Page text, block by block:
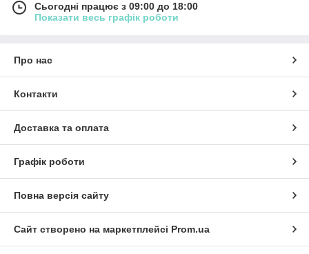
Сьогодні працює з 09:00 до 18:00
Показати весь графік роботи
Про нас
Контакти
Доставка та оплата
Графік роботи
Повна версія сайту
Сайт створено на маркетплейсі Prom.ua